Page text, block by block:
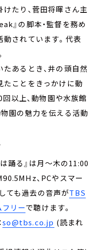
たり、菅田将暉さん主
』の脚本・監督を務め
されています。代表
あるとき、井の頭自然
ことをきっかけに動
以上、動物園や水族館
園の魅力を伝える活動
踊る』は月～木の11:00
、PCやスマー
ても過去の音声がTBS
リーで聴けます。
so@tbs.co.jp (読まれ